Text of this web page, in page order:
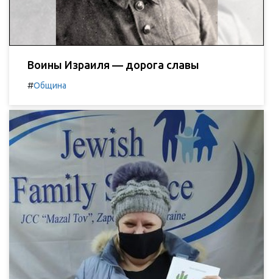
Воины Израиля — дорога славы
#Община